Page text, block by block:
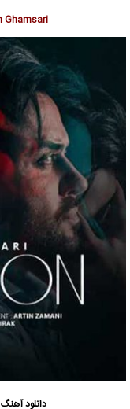
Ghamsari
دانلود